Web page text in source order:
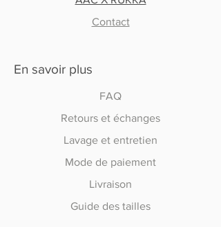
Contact
En savoir plus
FAQ
Retours et échanges
Lavage et entretien
Mode de paiement
Livraison
Guide des tailles